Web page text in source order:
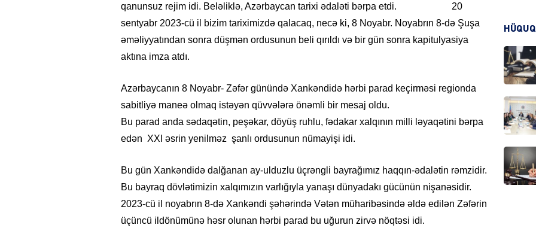
qanunsuz rejim idi. Beləliklə, Azərbaycan tarixi ədaləti bərpa etdi. 20
sentyabr 2023-cü il bizim tariximizdə qalacaq, necə ki, 8 Noyabr. Noyabrın 8-də Şuşa
əməliyyatından sonra düşmən ordusunun beli qırıldı və bir gün sonra kapitulyasiya
aktına imza atdı.
Azərbaycanın 8 Noyabr- Zəfər günündə Xankəndidə hərbi parad keçirməsi regionda
sabitliyə maneə olmaq istəyən qüvvələrə önəmli bir mesaj oldu.
Bu parad anda sədaqətin, peşəkar, döyüş ruhlu, fədakar xalqının milli ləyaqətini bərpa
edən XXI əsrin yenilməz şanlı ordusunun nümayişi idi.
Bu gün Xankəndidə dalğanan ay-ulduzlu üçrəngli bayrağımız haqqın-ədalətin rəmzidir.
Bu bayraq dövlətimizin xalqımızın varlığıyla yanaşı dünyadakı gücünün nişanəsidir.
2023-cü il noyabrın 8-də Xankəndi şəhərində Vətən müharibəsində əldə edilən Zəfərin
üçüncü ildönümünə həsr olunan hərbi parad bu uğurun zirvə nöqtəsi idi.
HÜQUQ